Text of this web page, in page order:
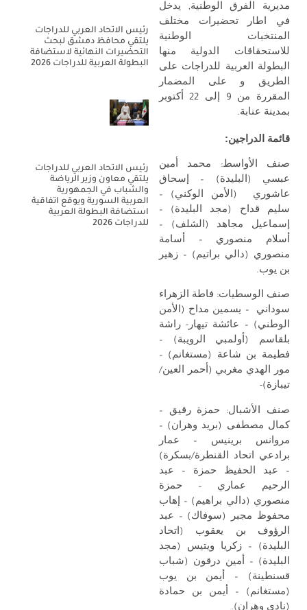
مديرية الفرق الوطنية, يدخل
في اطار تحضيرات مختلف
المنتخبات الوطنية
للاستحقاقات الدولية منها
البطولة العربية للدراجات على
الطريق و على المضمار
المقررة من 9 إلى 22 أكتوبر
بمدينة عنابة.
قائمة الدراجين:
صنف الأواسط: محمد أمين
عبسي (البليدة) – إسحاق
عاشوري (الأمن الوكني) –
سليم قداح (مجد البليدة) –
إسماعيل مجاهد (الشلف) –
أسلام منصوري – أسامة
منصوري (دالي براتيم) – زهير
بن يوب.
صنف الوسطيات: فاطة الزهراء
سوداني – يسمين مداح (الأمن
الوطني) – عائشة تيهار- راشة
بلقاسم (أولمبي الرويبة) –
فطيمة بن شاعة (مستغانم) –
مور الهدي مغربي (أحمر العين/
تيبازة)-
صنف الأشبال: حمزة رقيق –
كمال مصطفى (بريد وهران) –
مروانس برينيس – عمار
برادعي اتحاد القنطرة/بسكرة)
– عبد الحفيظ حمزة – عبد
الرحيم عماري – حمزة
منصوري (دالي براهيم) – إهاب
محفوظ مجبر (سوفاك) – عبد
الرؤوف بن يعقوب (اتحاد
البليدة) – زكريا ويتيس (مجد
البليدة) – أمين درقون (شباب
قسنطينة) – أيمن بن يوب
(مستغانم) – أيمن بن حمادة
(نادي وهران).
رئيس الاتحاد العربي للدراجات
يلتقي محافظ دمشق لبحث
التحضيرات النهائية لاستضافة
البطولة العربية للدراجات 2026
رئيس الاتحاد العربي للدراجات
يلتقي معاون وزير الرياضة
والشباب في الجمهورية
العربية السورية ويوقع اتفاقية
استضافة البطولة العربية
للدراجات 2026